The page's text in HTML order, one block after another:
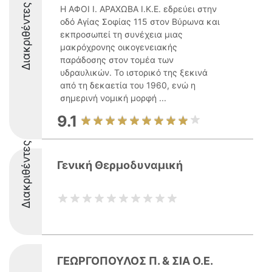
Διακριθέντες
Η ΑΦΟΙ Ι. ΑΡΑΧΩΒΑ Ι.Κ.Ε. εδρεύει στην
οδό Αγίας Σοφίας 115 στον Βύρωνα και
εκπροσωπεί τη συνέχεια μιας
μακρόχρονης οικογενειακής
παράδοσης στον τομέα των
υδραυλικών. Το ιστορικό της ξεκινά
από τη δεκαετία του 1960, ενώ η
σημερινή νομική μορφή ...
9.1
Διακριθέντες Γενική Θερμοδυναμική
ΓΕΩΡΓΟΠΟΥΛΟΣ Π. & ΣΙΑ Ο.Ε.